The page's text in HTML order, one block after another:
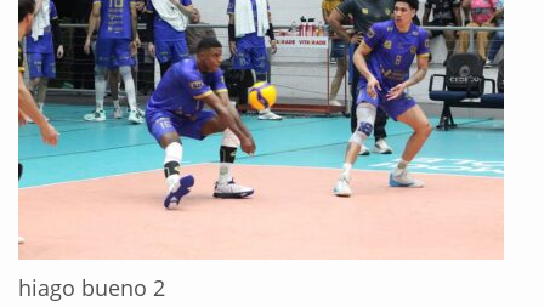
hiago bueno 2